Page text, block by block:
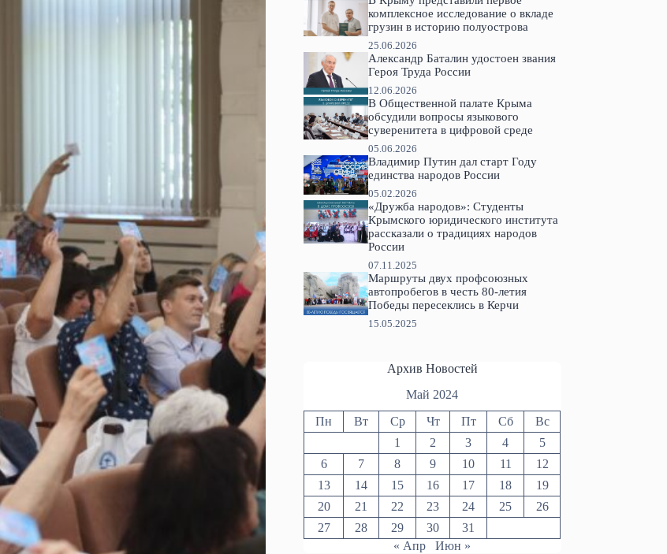
комплексное исследование о вкладе
грузин в историю полуострова
25.06.2026
Александр Баталин удостоен звания
Героя Труда России
12.06.2026
В Общественной палате Крыма
обсудили вопросы языкового
суверенитета в цифровой среде
05.06.2026
Владимир Путин дал старт Году
единства народов России
05.02.2026
«Дружба народов»: Студенты
Крымского юридического института
рассказали о традициях народов
России
07.11.2025
Маршруты двух профсоюзных
автопробегов в честь 80-летия
Победы пересеклись в Керчи
15.05.2025
Архив Новостей
Май 2024
Пн Вт Ср Чт Пт Сб
Вс
1
2 3 4
5
6
7 8 9 10 11
12
13
14 15 16 17 18
19
20
21 22 23 24 25
26
27
28 29 30
31
« Апр
Июн »